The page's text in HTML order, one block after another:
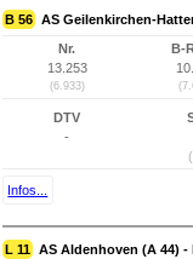
B 56 AS Geilenkirchen-
Nr.
13.253
(6.933)
B-
DTV
-
Infos...
L 11 AS Aldenhoven (A 44) -